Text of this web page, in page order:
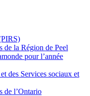
de la Région de Peel
pour l’année
des Services sociaux et
de l’Ontario